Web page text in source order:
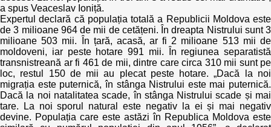
a spus Veaceslav Ioniță.
Expertul declară că populația totală a Republicii Moldova este
de 3 milioane 964 de mii de cetățeni. În dreapta Nistrului sunt 3
milioane 503 mii. În țară, acasă, ar fi 2 milioane 513 mii de
moldoveni, iar peste hotare 991 mii. În regiunea separatistă
transnistreană ar fi 461 de mii, dintre care circa 310 mii sunt pe
loc, restul 150 de mii au plecat peste hotare. „Dacă la noi
migrația este puternică, în stânga Nistrului este mai puternică.
Dacă la noi natalitatea scade, în stânga Nistrului scade și mai
tare. La noi sporul natural este negativ la ei și mai negativ
devine. Populația care este astăzi în Republica Moldova este